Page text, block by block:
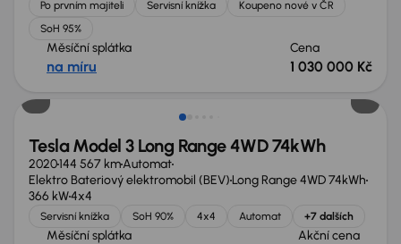
Po prvním majiteli Servisní knížka
Koupeno nové v ČR
SoH 95%
Měsíční splátka
na míru
Cena
1 030 000 Kč
Tesla Model 3 Long Range 4WD 74kWh
2020144 567 kmAutomat
Elektro Bateriový elektromobil (BEV) Long Range 4WD 74kWh
366 kW4x4
Servisní knížka SoH 90% 4x4 Automat +7 dalších
Měsíční splátka Akční cena